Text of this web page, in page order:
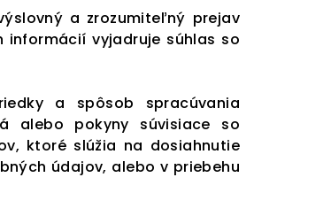
a zrozumiteľný prejav
vyjadruje súhlas so
a spôsob spracúvania
alebo pokyny súvisiace so
ktoré slúžia na dosiahnutie
údajov, alebo v priebehu